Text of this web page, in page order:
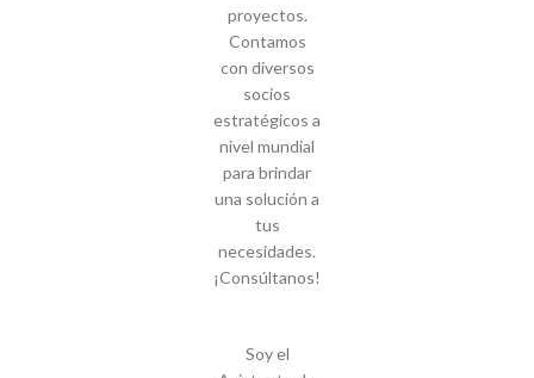
proyectos.
Contamos
con diversos
socios
estratégicos a
nivel mundial
para brindar
una solución a
tus
necesidades.
¡Consúltanos!
Soy el